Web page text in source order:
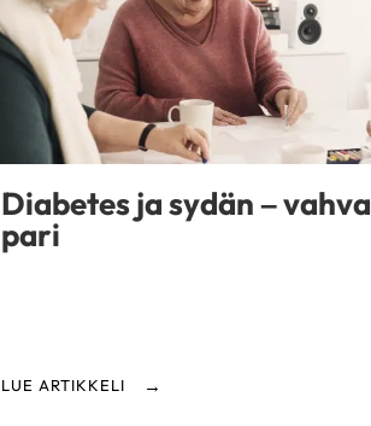
Diabetes ja sydän – vahva
pari
LUE ARTIKKELI